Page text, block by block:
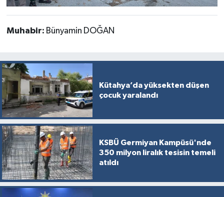
Muhabir: Bünyamin DOĞAN
Kütahya’da yüksekten düşen
çocuk yaralandı
KSBÜ Germiyan Kampüsü'nde
350 milyon liralık tesisin temeli
atıldı